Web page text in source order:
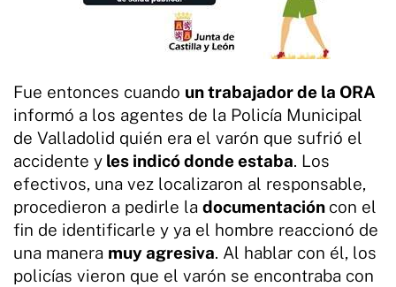
Fue entonces cuando un trabajador de la ORA
informó a los agentes de la Policía Municipal
de Valladolid quién era el varón que sufrió el
accidente y les indicó donde estaba. Los
efectivos, una vez localizaron al responsable,
procedieron a pedirle la documentación con el
fin de identificarle y ya el hombre reaccionó de
una manera muy agresiva. Al hablar con él, los
policías vieron que el varón se encontraba con